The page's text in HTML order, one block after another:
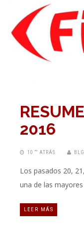
2016
10 “” ATRÁS
Los pasados 20,
una de las
LEER MÁS